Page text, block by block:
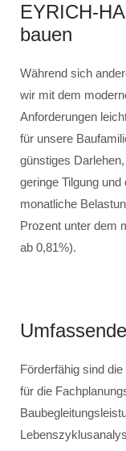
EYRICH-
bauen
Während sich
wir mit dem
Anforderungen
für unsere
günstiges
geringe Tilgung
monatliche
Prozent unter dem
ab 0,81%).
Förderfähig sind
für die